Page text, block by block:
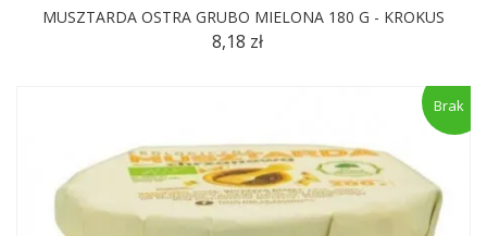
MUSZTARDA OSTRA GRUBO MIELONA 180 G - KROKUS
8,18 zł
Brak